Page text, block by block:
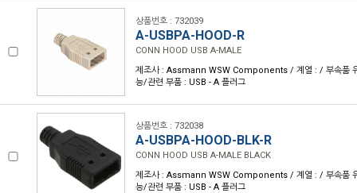
상품번호 : 732039
A-USBPA-HOOD-R
CONN HOOD USB A-MALE
제조사 : Assmann WSW Components / 계열 : / 부속품
능/관련 부품 : USB - A 플러그
상품번호 : 732038
A-USBPA-HOOD-BLK-R
CONN HOOD USB A-MALE BLACK
제조사 : Assmann WSW Components / 계열 : / 부속품
능/관련 부품 : USB - A 플러그